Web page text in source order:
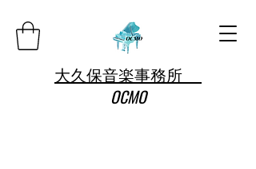
大久保音楽事務所
OCMO